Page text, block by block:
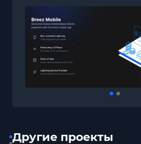
Другие проекты